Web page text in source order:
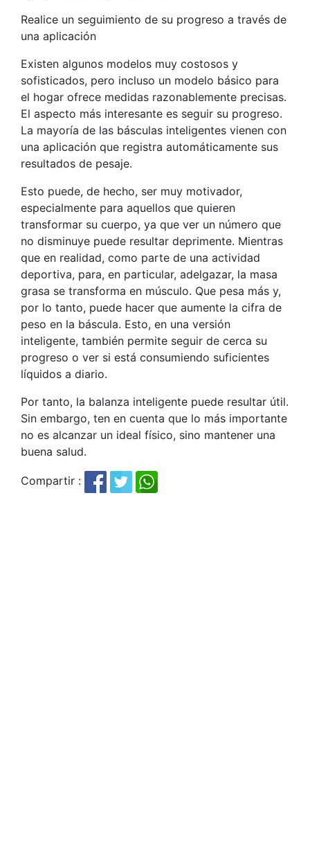
Realice un seguimiento de su progreso a través de
una aplicación
Existen algunos modelos muy costosos y
sofisticados, pero incluso un modelo básico para
el hogar ofrece medidas razonablemente precisas.
El aspecto más interesante es seguir su progreso.
La mayoría de las básculas inteligentes vienen con
una aplicación que registra automáticamente sus
resultados de pesaje.
Esto puede, de hecho, ser muy motivador,
especialmente para aquellos que quieren
transformar su cuerpo, ya que ver un número que
no disminuye puede resultar deprimente. Mientras
que en realidad, como parte de una actividad
deportiva, para, en particular, adelgazar, la masa
grasa se transforma en músculo. Que pesa más y,
por lo tanto, puede hacer que aumente la cifra de
peso en la báscula. Esto, en una versión
inteligente, también permite seguir de cerca su
progreso o ver si está consumiendo suficientes
líquidos a diario.
Por tanto, la balanza inteligente puede resultar útil.
Sin embargo, ten en cuenta que lo más importante
no es alcanzar un ideal físico, sino mantener una
buena salud.
Compartir :